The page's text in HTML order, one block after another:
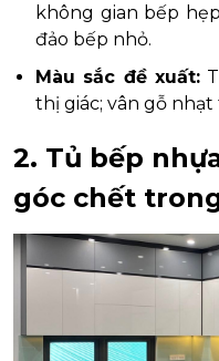
không gian bếp
đảo bếp nhỏ.
Màu sắc đề xuất:
thị giác; vân gỗ nhạt
2. Tủ bếp
góc chết